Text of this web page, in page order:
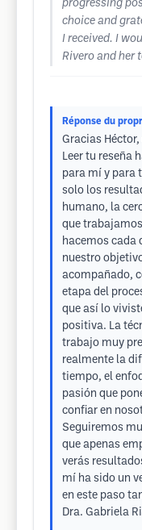
progressing
choice and
I received. I
Rivero and her
Réponse du
Gracias
Leer tu reseña
para mí y para
solo los
humano, la
que
hacemos cada
nuestro
acompañado,
etapa del
que así lo
positiva. La
trabajo muy
realmente la
tiempo, el
pasión que
confiar en
Seguiremos
que apenas
verás
mí ha sido un
en este paso
Dra. Gabriela